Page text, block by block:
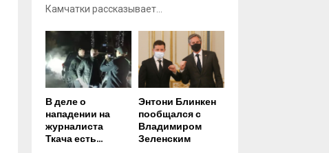
Камчатки рассказывает...
В деле о
нападении на
журналиста
Ткача есть...
Энтони Блинкен
пообщался с
Владимиром
Зеленским